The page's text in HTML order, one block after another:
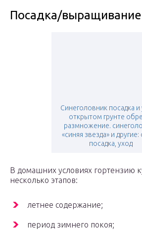
Посадка/выращивание
Синеголовник посадка и
открытом грунте
размножение.
«синяя звезда» и другие:
посадка, уход
В домашних условиях гортензию
несколько этапов:
летнее содержание;
период зимнего покоя;